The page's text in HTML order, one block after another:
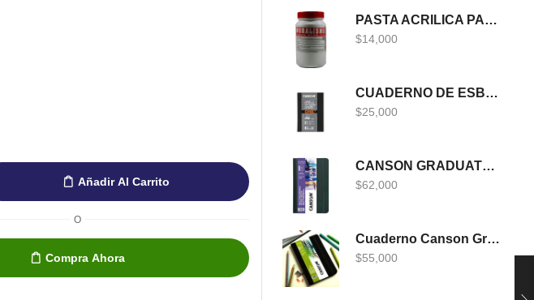
Añadir Al Carrito
O
Compra Ahora
PASTA ACRILICA PARA MURALISMO 400 GRS
$14,000
CUADERNO DE ESBOZO CANSON ONE
$25,000
CANSON GRADUATE MULTITECNICA
$62,000
Cuaderno Canson Graduate
$55,000